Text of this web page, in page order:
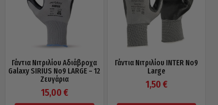
Γάντια Νιτριλίου Αδιάβροχα
Galaxy SIRIUS Νo9 LARGE – 12
Ζευγάρια
15,00 €
Γάντια Νιτριλίου INTER Νo9
Large
1,50 €